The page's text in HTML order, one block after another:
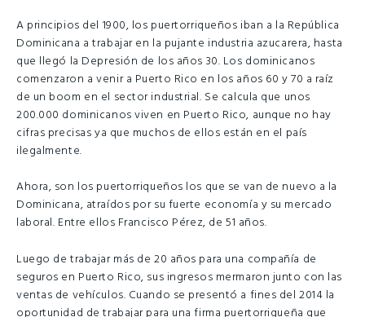
A principios del 1900, los puertorriqueños iban a la República
Dominicana a trabajar en la pujante industria azucarera, hasta
que llegó la Depresión de los años 30. Los dominicanos
comenzaron a venir a Puerto Rico en los años 60 y 70 a raíz
de un boom en el sector industrial. Se calcula que unos
200.000 dominicanos viven en Puerto Rico, aunque no hay
cifras precisas ya que muchos de ellos están en el país
ilegalmente.
Ahora, son los puertorriqueños los que se van de nuevo a la
Dominicana, atraídos por su fuerte economía y su mercado
laboral. Entre ellos Francisco Pérez, de 51 años.
Luego de trabajar más de 20 años para una compañía de
seguros en Puerto Rico, sus ingresos mermaron junto con las
ventas de vehículos. Cuando se presentó a fines del 2014 la